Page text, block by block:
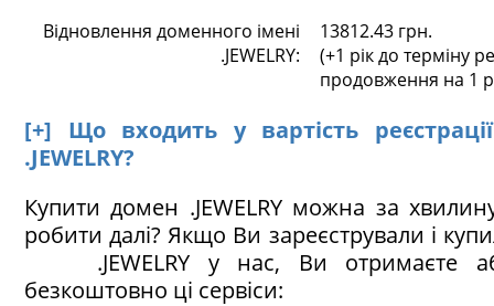
Відновлення доменного імені
.JEWELRY:
13812.43 грн.
(+1 рік до терміну
продовження на 1
[+] Що входить у вартість
.JEWELRY?
Купити домен .JEWELRY можна за
робити далі? Якщо Ви зареєстрували і
.JEWELRY у нас, Ви отримаєте
безкоштовно ці сервіси: